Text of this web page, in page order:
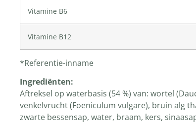
Vitamine B6
Vitamine B12
*Referentie-inname
Ingrediënten:
Aftreksel op waterbasis (54 %) van: wortel
venkelvrucht (Foeniculum vulgare), bruin alg
zwarte bessensap, water, braam, kers,